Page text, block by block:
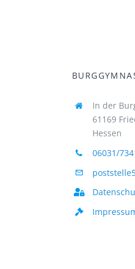
In der
61169
Hessen
06031/